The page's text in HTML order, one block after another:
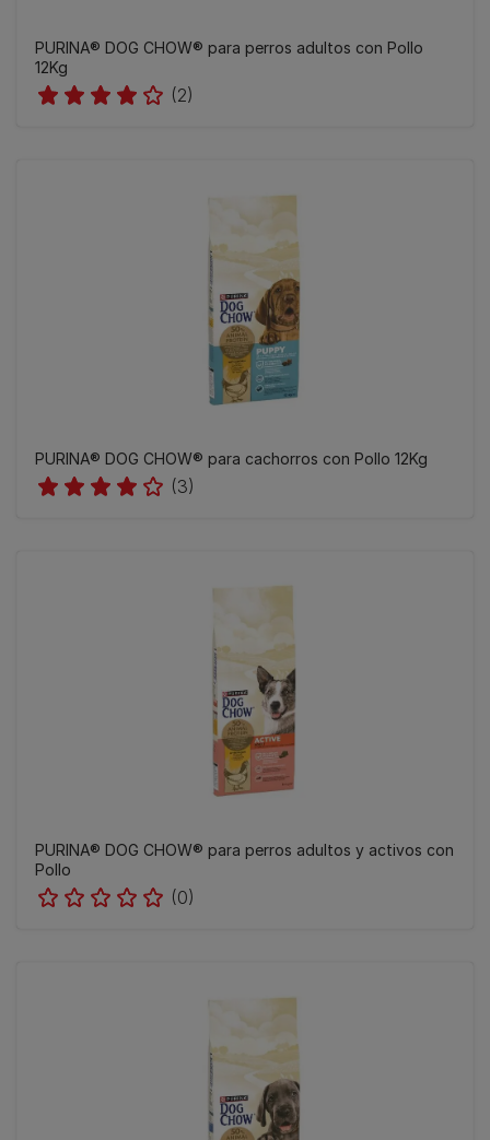
PURINA® DOG CHOW® para perros adultos con Pollo
12Kg
(2)
PURINA® DOG CHOW® para cachorros con Pollo 12Kg
(3)
PURINA® DOG CHOW® para perros adultos y activos con
Pollo
(0)